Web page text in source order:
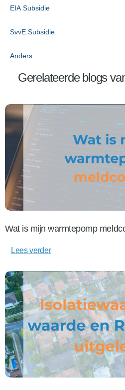
EIA Subsidie
SvvE Subsidie
Anders
Gerelateerde blogs
Wat is mijn warmtepomp
Lees verder